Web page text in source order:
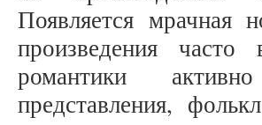
Появляется мрачная
произведения
романтики
представления,